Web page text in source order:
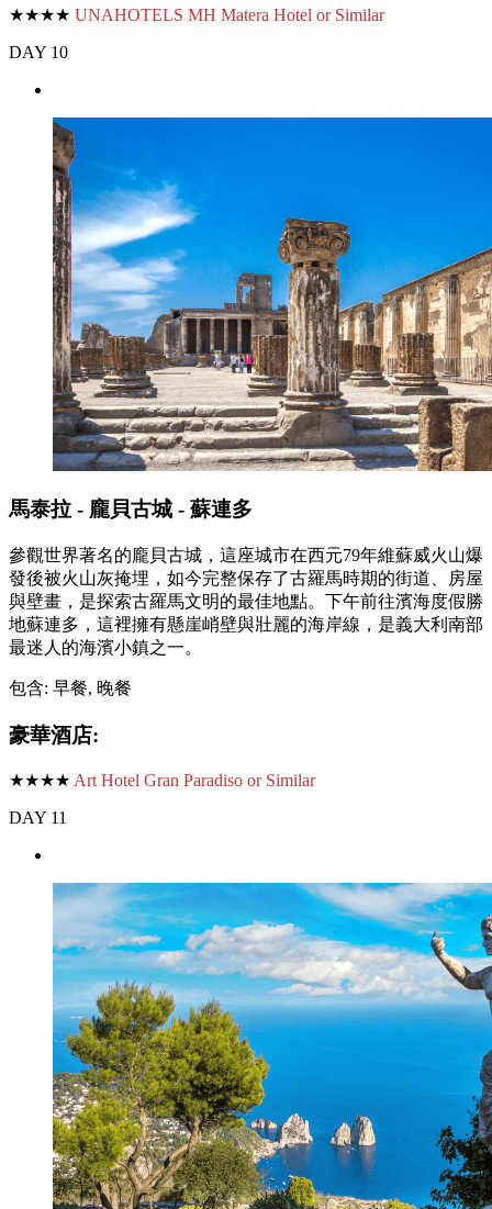
★★★★ UNAHOTELS MH Matera Hotel or Similar
DAY 10
馬泰拉 - 龐貝古城 - 蘇連多
參觀世界著名的龐貝古城，這座城市在西元79年維蘇威火山爆
發後被火山灰掩埋，如今完整保存了古羅馬時期的街道、房屋
與壁畫，是探索古羅馬文明的最佳地點。下午前往濱海度假勝
地蘇連多，這裡擁有懸崖峭壁與壯麗的海岸線，是義大利南部
最迷人的海濱小鎮之一。
包含: 早餐, 晚餐
豪華酒店:
★★★★ Art Hotel Gran Paradiso or Similar
DAY 11